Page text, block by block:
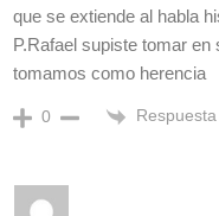
que se extiende al habla
P.Rafael supiste tomar
tomamos como herencia
0 Respuesta